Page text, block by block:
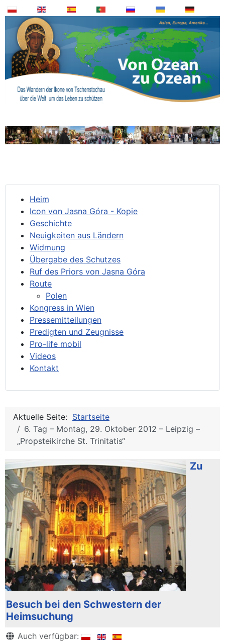
Heim
Icon von Jasna Góra - Kopie
Geschichte
Neuigkeiten aus Ländern
Widmung
Übergabe des Schutzes
Ruf des Priors von Jasna Góra
Route
Polen
Kongress in Wien
Pressemitteilungen
Predigten und Zeugnisse
Pro-life mobil
Videos
Kontakt
Aktuelle Seite: Startseite
6. Tag – Montag, 29. Oktober 2012 – Leipzig –
„Propsteikirche St. Trinitatis“
Zu
Besuch bei den Schwestern der
Heimsuchung
DetailsAuch verfügbar: